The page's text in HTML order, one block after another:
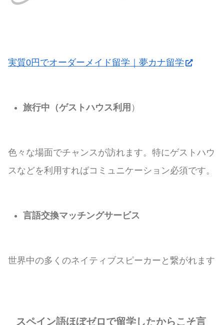
実質0円でオーダーメイド留学｜夢カナ留学
旅行中（ゲストハウス利用 ）
色々な場面でチャンスが訪れます。特にゲストハウ
スなどを利用すればコミュニケーション必須です。
言語交換マッチングサービス
世界中の多くのネイティブスピーカーと繋がれます
スペイン語ほぼゼロで留学したからこそ言